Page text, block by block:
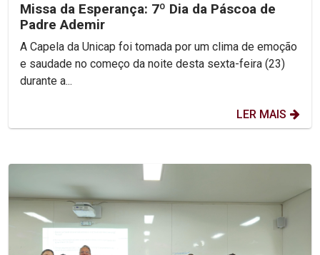
Missa da Esperança: 7º Dia da Páscoa de
Padre Ademir
A Capela da Unicap foi tomada por um clima de emoção
e saudade no começo da noite desta sexta-feira (23)
durante a...
LER MAIS